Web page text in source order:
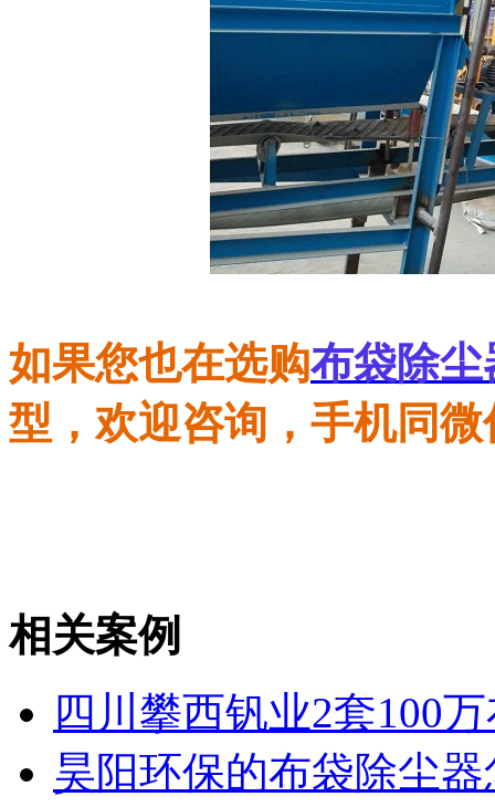
如果您也在选购布袋除尘
型，欢迎咨询，手机同微
相关案例
四川攀西钒业2套100
昊阳环保的布袋除尘